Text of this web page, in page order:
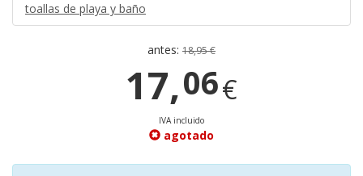
toallas de playa y baño
antes: 18,95 €
17,06€
IVA incluido
agotado